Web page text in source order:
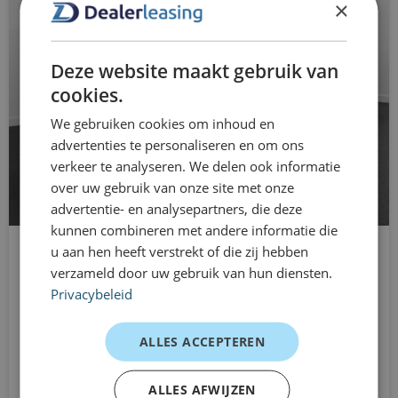
bedrijfswagen nodig is, bijvoorbeeld bij seizoensdrukte,
projectwerk, vervangend vervoer of uitbreiding van je
wagenpark. Je rijdt zonder langdurige verplichtingen en
kunt je lease eenvoudig aanpassen wanneer je situatie
verandert.
Zo maakt Dealerleasing jouw
mobiliteit flexibeler
Direct rijden uit voorraad
Flexibele looptijden van 1 tot 12 maanden
Geen langdurige verplichtingen
Transparante kostenstructuur
Geschikt voor zakelijk en particulier gebruik
Persoonlijke en pragmatische aanpak
dimlichten automatisch
eCall noodoproepsysteem
elektrische ramen voor
Elektrisch verstelbare spiegels
Elektronisch Stabiliteits Programma
Intrumentenpaneel met multifunctioneel
display
en versnellingspook
Multifunctioneel stuurwiel leder
Opel Combo
L2H1
/mnd excl. btw
×
Deze website maakt gebruik van
cookies.
We gebruiken cookies om inhoud en
advertenties te personaliseren en om ons
verkeer te analyseren. We delen ook informatie
over uw gebruik van onze site met onze
advertentie- en analysepartners, die deze
kunnen combineren met andere informatie die
u aan hen heeft verstrekt of die zij hebben
verzameld door uw gebruik van hun diensten.
Privacybeleid
ALLES ACCEPTEREN
ALLES AFWIJZEN